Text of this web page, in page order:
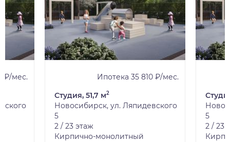
₽/мес.
Ипотека 35 810 ₽/мес.
Студия, 51,7 м2
Новосибирск, ул. Ляпидевского
5
2 / 23 этаж
Кирпично-монолитный
5
2 / 23